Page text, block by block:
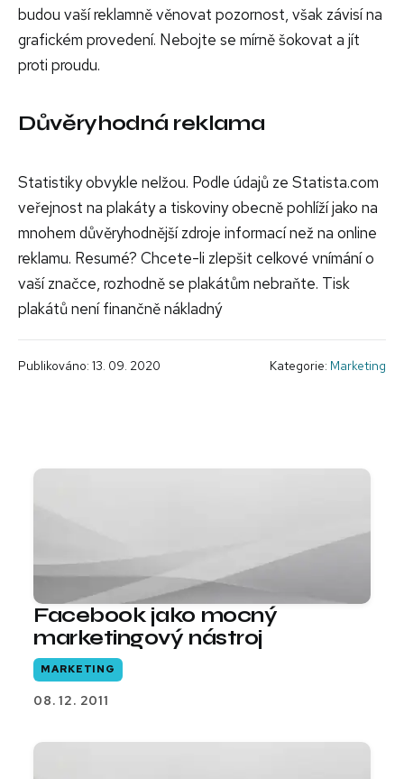
budou vaší reklamně věnovat pozornost, však závisí na
grafickém provedení. Nebojte se mírně šokovat a jít
proti proudu.
Důvěryhodná reklama
Statistiky obvykle nelžou. Podle údajů ze Statista.com
veřejnost na plakáty a tiskoviny obecně pohlíží jako na
mnohem důvěryhodnější zdroje informací než na online
reklamu. Resumé? Chcete-li zlepšit celkové vnímání o
vaší značce, rozhodně se plakátům nebraňte. Tisk
plakátů není finančně nákladný
Publikováno: 13. 09. 2020 Kategorie: Marketing
Facebook jako mocný
marketingový nástroj
MARKETING
08. 12. 2011